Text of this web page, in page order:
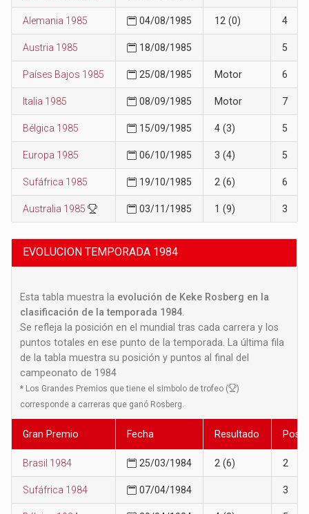
Alemania 1985 04/08/1985 12 (0) 4
Austria 1985 18/08/1985 5
Países Bajos 1985 25/08/1985 Motor 6
Italia 1985 08/09/1985 Motor 7
Bélgica 1985 15/09/1985 4 (3) 5
Europa 1985 06/10/1985 3 (4) 5
Sufáfrica 1985 19/10/1985 2 (6) 6
Australia 1985 03/11/1985 1 (9) 3
EVOLUCION TEMPORADA 1984
Esta tabla muestra la evolución de Keke Rosberg en la
clasificación de la temporada 1984
Se refleja la posición en el mundial tras cada carrera y los
puntos totales en ese punto de la temporada. La última fila
de la tabla muestra su posición y puntos al final del
campeonato de 1984
* Los Grandes Premios que tiene el simbolo de trofeo (
)
corresponde a carreras que ganó Rosberg.
Gran Premio Fecha Resultado
Brasil 1984 25/03/1984 2 (6) 2
Sufáfrica 1984 07/04/1984 3